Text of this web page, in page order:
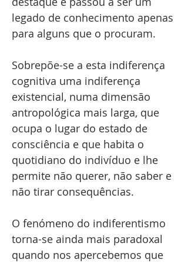
legado de conhecimento apenas
para alguns que o procuram.
Sobrepõe-se a esta indiferença
cognitiva uma indiferença
existencial, numa dimensão
antropológica mais larga, que
ocupa o lugar do estado de
consciência e que habita o
quotidiano do indivíduo e lhe
permite não querer, não saber e
não tirar consequências.
O fenómeno do indiferentismo
torna-se ainda mais paradoxal
quando nos apercebemos que